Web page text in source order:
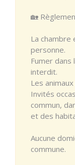
🏡
La chambre
personne.
Fumer
interdit.
Les
Invités
commun,
et des
Aucune
commune.